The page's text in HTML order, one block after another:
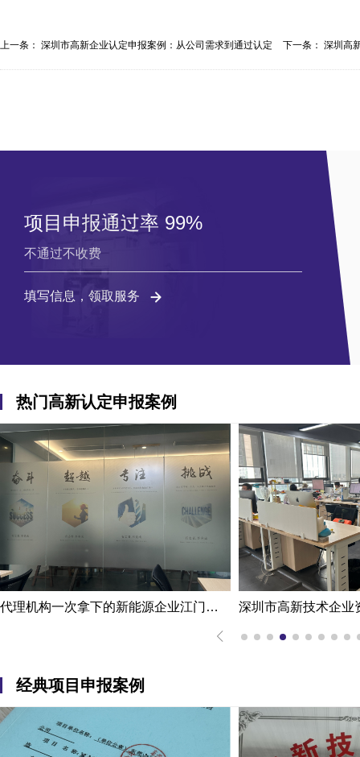
上一条： 深圳市高新企业认定申报案例：从公司需求到通过认定
下一条： 深圳高
项目申报通过率 99%
不通过不收费
填写信息，领取服务
热门高新认定申报案例
深圳市高新技术企业资质认定案例|熟练掌握国家高新企业资质认定
经典项目申报案例